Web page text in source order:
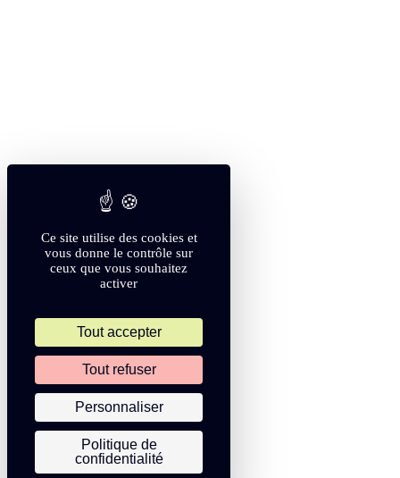
Ce site utilise des cookies et
vous donne le contrôle sur
ceux que vous souhaitez
activer
Tout accepter
Tout refuser
Personnaliser
Politique de
confidentialité